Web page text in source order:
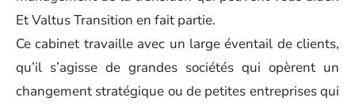
Et Valtus Transition en fait partie.
Ce cabinet travaille avec un large éventail de clients,
qu’il s’agisse de grandes sociétés qui opèrent un
changement stratégique ou de petites entreprises qui